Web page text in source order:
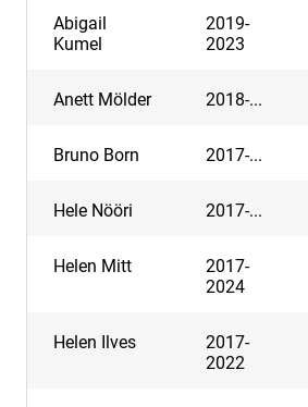
Abigail
Kumel
2019-
2023
Anett Mölder 2018-...
Bruno Born 2017-...
Hele Nööri 2017-...
Helen Mitt
2017-
2024
Helen Ilves
2017-
2022